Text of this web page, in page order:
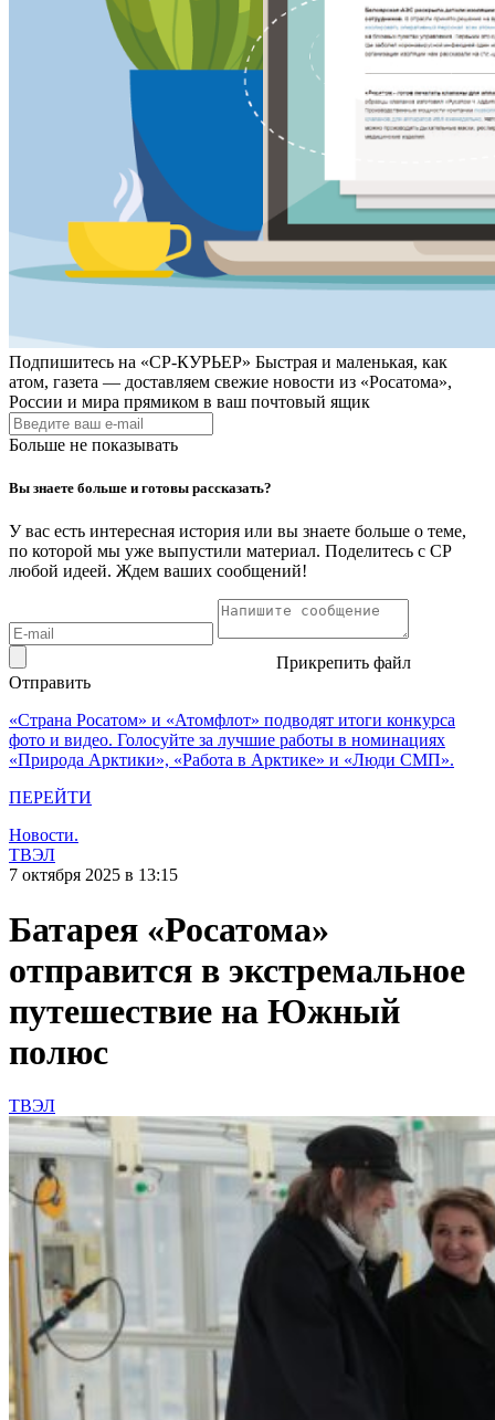
Подпишитесь на «СР-КУРЬЕР» Быстрая и маленькая, как
атом, газета — доставляем свежие новости из «Росатома»,
России и мира прямиком в ваш почтовый ящик
Больше не показывать
Вы знаете больше и готовы рассказать?
У вас есть интересная история или вы знаете больше о теме,
по которой мы уже выпустили материал. Поделитесь с СР
любой идеей. Ждем ваших сообщений!
Прикрепить файл
Отправить
«Страна Росатом» и «Атомфлот» подводят итоги конкурса
фото и видео. Голосуйте за лучшие работы в номинациях
«Природа Арктики», «Работа в Арктике» и «Люди СМП».
ПЕРЕЙТИ
Новости.
ТВЭЛ
7 октября 2025 в 13:15
Батарея «Росатома»
отправится в экстремальное
путешествие на Южный
полюс
ТВЭЛ